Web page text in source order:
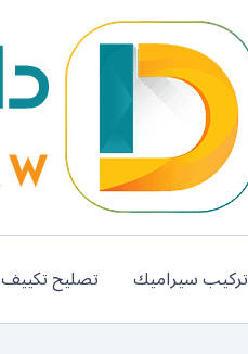
تركيب سيراميك تصليح تكييف